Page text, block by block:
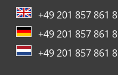
+49 201 857 861
+49 201 857 861
+49 201 857 861